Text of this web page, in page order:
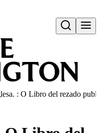
Open search
: O Libro del rezado